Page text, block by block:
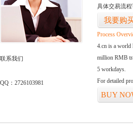
联系我们
QQ：2726103981
具体交易流
我要购
Process
4.cn is a world
million RMB
5 workdays.
For detailed
BUY